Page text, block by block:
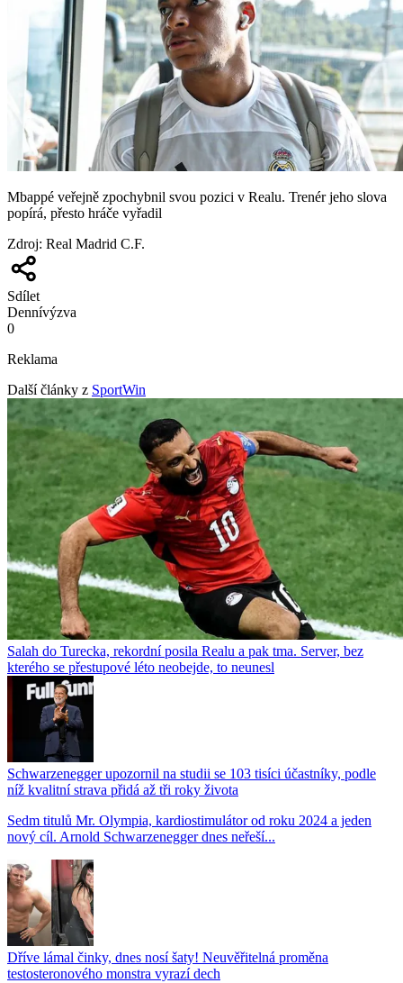
Mbappé veřejně zpochybnil svou pozici v Realu. Trenér jeho slova
popírá, přesto hráče vyřadil
Zdroj: Real Madrid C.F.
Sdílet
Dennívýzva
0
Reklama
Další články z SportWin
Salah do Turecka, rekordní posila Realu a pak tma. Server, bez
kterého se přestupové léto neobejde, to neunesl
Schwarzenegger upozornil na studii se 103 tisíci účastníky, podle
níž kvalitní strava přidá až tři roky života
Sedm titulů Mr. Olympia, kardiostimulátor od roku 2024 a jeden
nový cíl. Arnold Schwarzenegger dnes neřeší...
Dříve lámal činky, dnes nosí šaty! Neuvěřitelná proměna
testosteronového monstra vyrazí dech